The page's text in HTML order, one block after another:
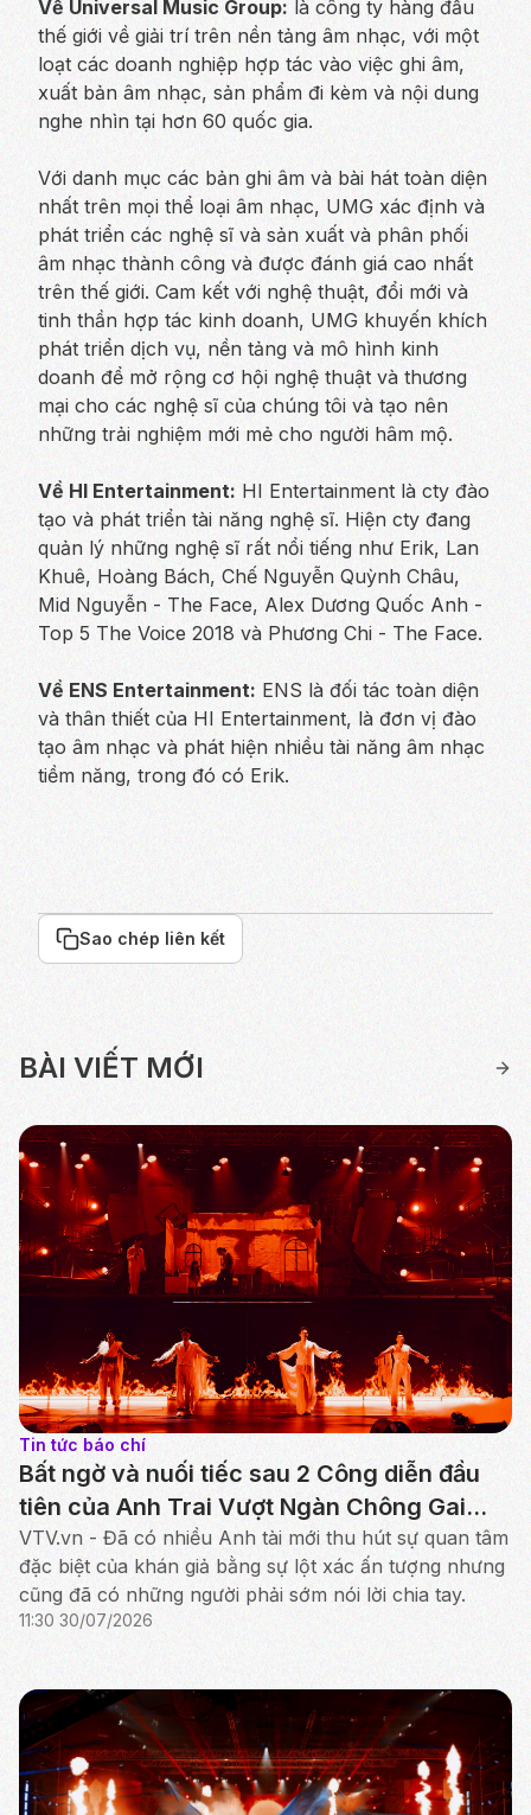
Về Universal Music Group: là công ty hàng đầu
thế giới về giải trí trên nền tảng âm nhạc, với một
loạt các doanh nghiệp hợp tác vào việc ghi âm,
xuất bản âm nhạc, sản phẩm đi kèm và nội dung
nghe nhìn tại hơn 60 quốc gia.
Với danh mục các bản ghi âm và bài hát toàn diện
nhất trên mọi thể loại âm nhạc, UMG xác định và
phát triển các nghệ sĩ và sản xuất và phân phối
âm nhạc thành công và được đánh giá cao nhất
trên thế giới. Cam kết với nghệ thuật, đổi mới và
tinh thần hợp tác kinh doanh, UMG khuyến khích
phát triển dịch vụ, nền tảng và mô hình kinh
doanh để mở rộng cơ hội nghệ thuật và thương
mại cho các nghệ sĩ của chúng tôi và tạo nên
những trải nghiệm mới mẻ cho người hâm mộ.
Về HI Entertainment: HI Entertainment là cty đào
tạo và phát triển tài năng nghệ sĩ. Hiện cty đang
quản lý những nghệ sĩ rất nổi tiếng như Erik, Lan
Khuê, Hoàng Bách, Chế Nguyễn Quỳnh Châu,
Mid Nguyễn - The Face, Alex Dương Quốc Anh -
Top 5 The Voice 2018 và Phương Chi - The Face.
Về ENS Entertainment: ENS là đối tác toàn diện
và thân thiết của HI Entertainment, là đơn vị đào
tạo âm nhạc và phát hiện nhiều tài năng âm nhạc
tiềm năng, trong đó có Erik.
Sao chép liên kết
BÀI VIẾT MỚI
Tin tức báo chí
Bất ngờ và nuối tiếc sau 2 Công diễn đầu
tiên của Anh Trai Vượt Ngàn Chông Gai
2026
VTV.vn - Đã có nhiều Anh tài mới thu hút sự quan tâm
đặc biệt của khán giả bằng sự lột xác ấn tượng nhưng
cũng đã có những người phải sớm nói lời chia tay.
11:30 30/07/2026